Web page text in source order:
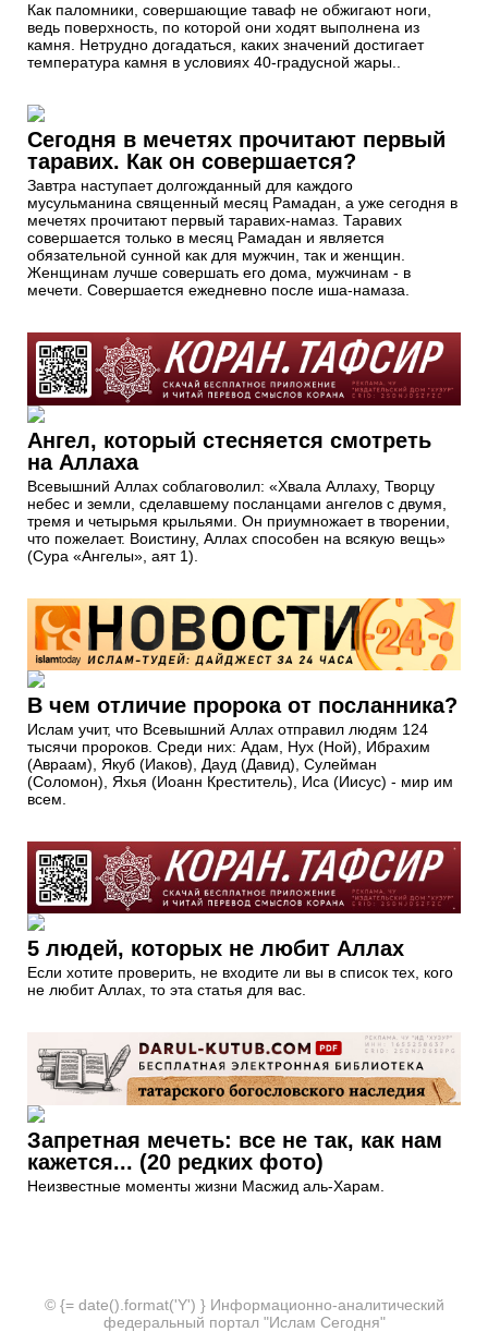
Как паломники, совершающие таваф не обжигают ноги,
ведь поверхность, по которой они ходят выполнена из
камня. Нетрудно догадаться, каких значений достигает
температура камня в условиях 40-градусной жары..
Сегодня в мечетях прочитают первый
таравих. Как он совершается?
Завтра наступает долгожданный для каждого
мусульманина священный месяц Рамадан, а уже сегодня в
мечетях прочитают первый таравих-намаз. Таравих
совершается только в месяц Рамадан и является
обязательной сунной как для мужчин, так и женщин.
Женщинам лучше совершать его дома, мужчинам - в
мечети. Совершается ежедневно после иша-намаза.
Ангел, который стесняется смотреть
на Аллаха
Всевышний Аллах соблаговолил: «Хвала Аллаху, Творцу
небес и земли, сделавшему посланцами ангелов с двумя,
тремя и четырьмя крыльями. Он приумножает в творении,
что пожелает. Воистину, Аллах способен на всякую вещь»
(Сура «Ангелы», аят 1).
В чем отличие пророка от посланника?
Ислам учит, что Всевышний Аллах отправил людям 124
тысячи пророков. Среди них: Адам, Нух (Ной), Ибрахим
(Авраам), Якуб (Иаков), Дауд (Давид), Сулейман
(Соломон), Яхья (Иоанн Креститель), Иса (Иисус) - мир им
всем.
5 людей, которых не любит Аллах
Если хотите проверить, не входите ли вы в список тех, кого
не любит Аллах, то эта статья для вас.
Запретная мечеть: все не так, как нам
кажется... (20 редких фото)
Неизвестные моменты жизни Масжид аль-Харам.
© {= date().format('Y') } Информационно-аналитический
федеральный портал "Ислам Сегодня"